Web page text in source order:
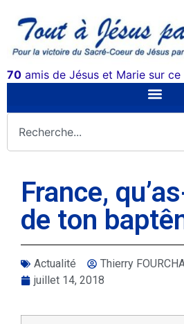
70 amis de Jésus et Marie sur
France,
de ton
Actualité
Thierry
juillet 14, 2018